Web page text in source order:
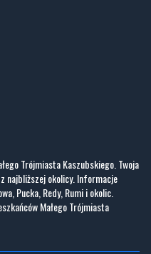
Trójmiasta Kaszubskiego. Twoja
najbliższej okolicy. Informacje
Pucka, Redy, Rumi i okolic.
Małego Trójmiasta